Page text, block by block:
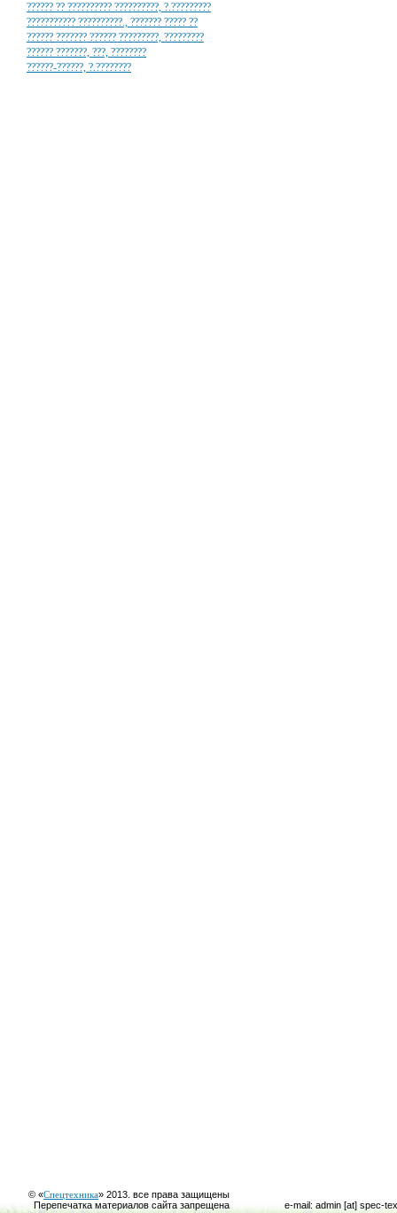
?????? ?? ?????????? ??????????, ?.?????????
??????????? ??????????., ??????? ????? ??
?????? ??????? ?????? ?????????, ?????????
?????? ???????, ???, ????????
??????-??????, ?.????????
© «Спецтехника» 2013. все права защищены
Перепечатка материалов сайта запрещена
e-mail: admin [at] spec-